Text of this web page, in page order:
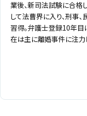
業後、新司法試験に合格
して法曹界に入り、刑事
習得。弁護士登録10年目
在は主に離婚事件に注力